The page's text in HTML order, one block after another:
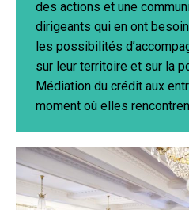
des actions et une
dirigeants qui en ont
les possibilités
sur leur territoire et sur la
Médiation du crédit aux
moment où elles